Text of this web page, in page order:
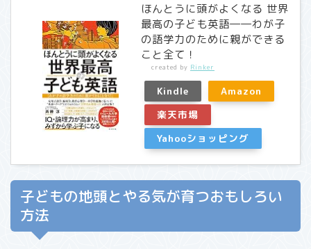
ほんとうに頭がよくなる 世界
最高の子ども英語――わが子
の語学力のために親ができる
こと全て！
created by Rinker
Kindle
Amazon
楽天市場
Yahooショッピング
子どもの地頭とやる気が育つおもしろい
方法